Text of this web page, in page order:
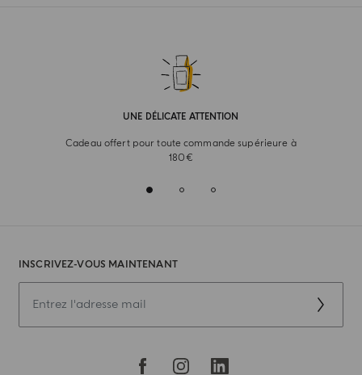
UNE DÉLICATE ATTENTION
Cadeau offert pour toute commande supérieure à
180€
INSCRIVEZ-VOUS MAINTENANT